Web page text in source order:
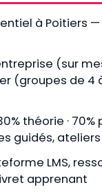
à Poitiers —
(sur
(groupes de 4
théorie ·
guidés, ateliers
LMS,
apprenant